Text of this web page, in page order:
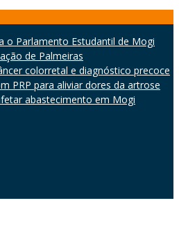
o Parlamento Estudantil de Mogi
de Palmeiras
colorretal e diagnóstico precoce
PRP para aliviar dores da artrose
abastecimento em Mogi